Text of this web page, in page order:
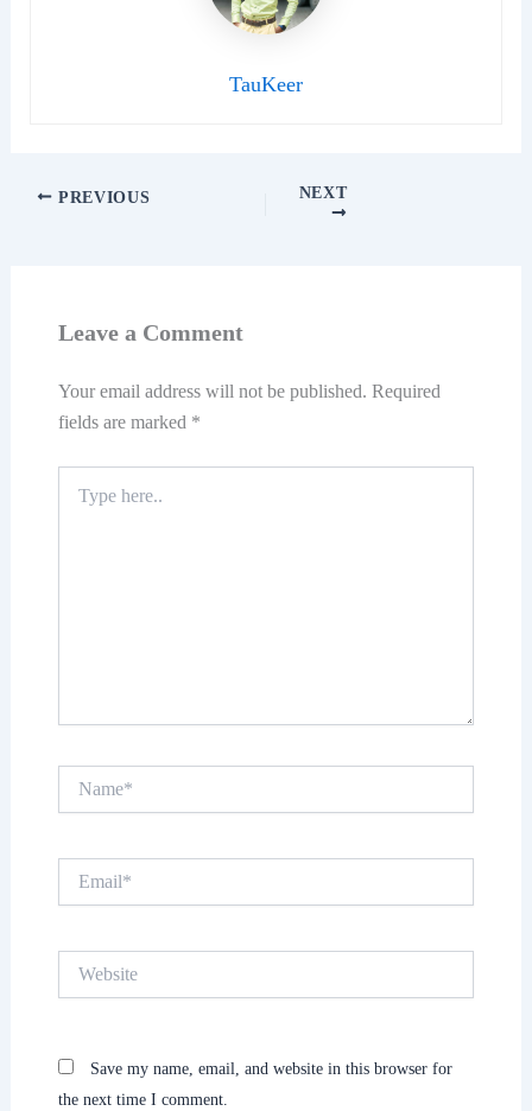
TauKeer
PREVIOUS NEXT
Leave a Comment
Your email address will not be published. Required
fields are marked *
here..
Save my name, email, and website in this browser for
the next time I comment.